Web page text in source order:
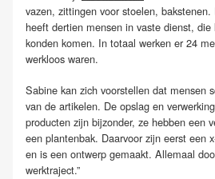
vazen, zittingen voor stoelen,
heeft dertien mensen in vaste dienst,
konden komen. In totaal werken er 24
werkloos waren.
Sabine kan zich voorstellen dat mensen
van de artikelen. De opslag en
producten zijn bijzonder, ze hebben een
een plantenbak. Daarvoor zijn eerst een
en is een ontwerp gemaakt. Allemaal
werktraject.”